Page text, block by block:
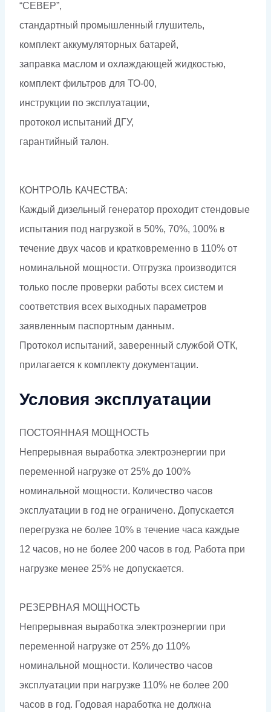
“СЕВЕР”,
стандартный промышленный глушитель,
комплект аккумуляторных батарей,
заправка маслом и охлаждающей жидкостью,
комплект фильтров для ТО-00,
инструкции по эксплуатации,
протокол испытаний ДГУ,
гарантийный талон.
КОНТРОЛЬ КАЧЕСТВА:
Каждый дизельный генератор проходит стендовые
испытания под нагрузкой в 50%, 70%, 100% в
течение двух часов и кратковременно в 110% от
номинальной мощности. Отгрузка производится
только после проверки работы всех систем и
соответствия всех выходных параметров
заявленным паспортным данным.
Протокол испытаний, заверенный службой ОТК,
прилагается к комплекту документации.
Условия эксплуатации
ПОСТОЯННАЯ МОЩНОСТЬ
Непрерывная выработка электроэнергии при
переменной нагрузке от 25% до 100%
номинальной мощности. Количество часов
эксплуатации в год не ограничено. Допускается
перегрузка не более 10% в течение часа каждые
12 часов, но не более 200 часов в год. Работа при
нагрузке менее 25% не допускается.
РЕЗЕРВНАЯ МОЩНОСТЬ
Непрерывная выработка электроэнергии при
переменной нагрузке от 25% до 110%
номинальной мощности. Количество часов
эксплуатации при нагрузке 110% не более 200
часов в год. Годовая наработка не должна